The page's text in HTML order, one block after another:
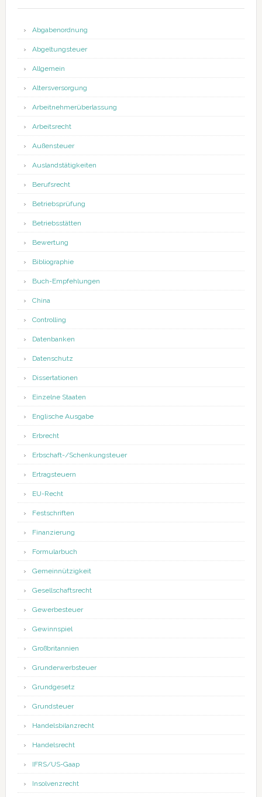
Abgabenordnung
Abgeltungsteuer
Allgemein
Altersversorgung
Arbeitnehmerüberlassung
Arbeitsrecht
Außensteuer
Auslandstätigkeiten
Berufsrecht
Betriebsprüfung
Betriebsstätten
Bewertung
Bibliographie
Buch-Empfehlungen
China
Controlling
Datenbanken
Datenschutz
Dissertationen
Einzelne Staaten
Englische Ausgabe
Erbrecht
Erbschaft-/Schenkungsteuer
Ertragsteuern
EU-Recht
Festschriften
Finanzierung
Formularbuch
Gemeinnützigkeit
Gesellschaftsrecht
Gewerbesteuer
Gewinnspiel
Großbritannien
Grunderwerbsteuer
Grundgesetz
Grundsteuer
Handelsbilanzrecht
Handelsrecht
IFRS/US-Gaap
Insolvenzrecht